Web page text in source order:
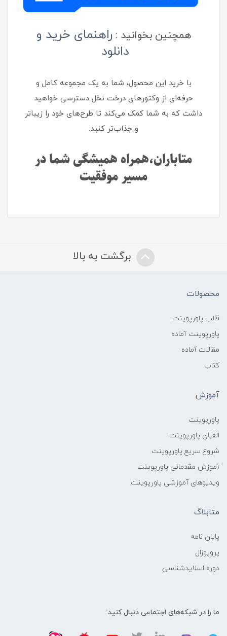
همچنین بخوانید : راهنمای خرید و
دانلود
با خرید این محصول، شما به یک مجموعه کامل و
حرفه‌ای از وکتورهای درخت نخل دسترسی خواهید
داشت که به شما کمک می‌کند تا طرح‌های خود را زیباتر
و جذاب‌تر کنید.
متاباران،‌همراه همیشگی شما در
مسیر موفقیت
برگشت به بالا
محصولات
قالب پاورپوینت
پاورپوینت آماده
مقالات آماده
کتاب
آموزش
پاورپوینت
الفبای پاورپوینت
شروع سریع پاورپوینت
آموزش مقدماتی پاورپوینت
ویدیوهای آموزشی پاورپوینت
متابلاگ
پایان نامه
پروپوزال
دوره اسلایدشناسی
ما را در شبکه‌های اجتماعی دنبال کنید: